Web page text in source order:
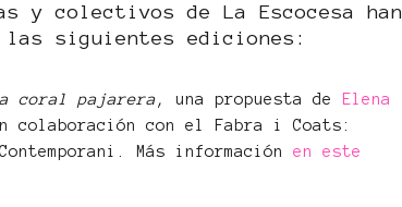
y colectivos de La Escocesa han
siguientes ediciones:
coral pajarera, una propuesta de
Elena
colaboración con el Fabra i Coats:
Más informaciónen este